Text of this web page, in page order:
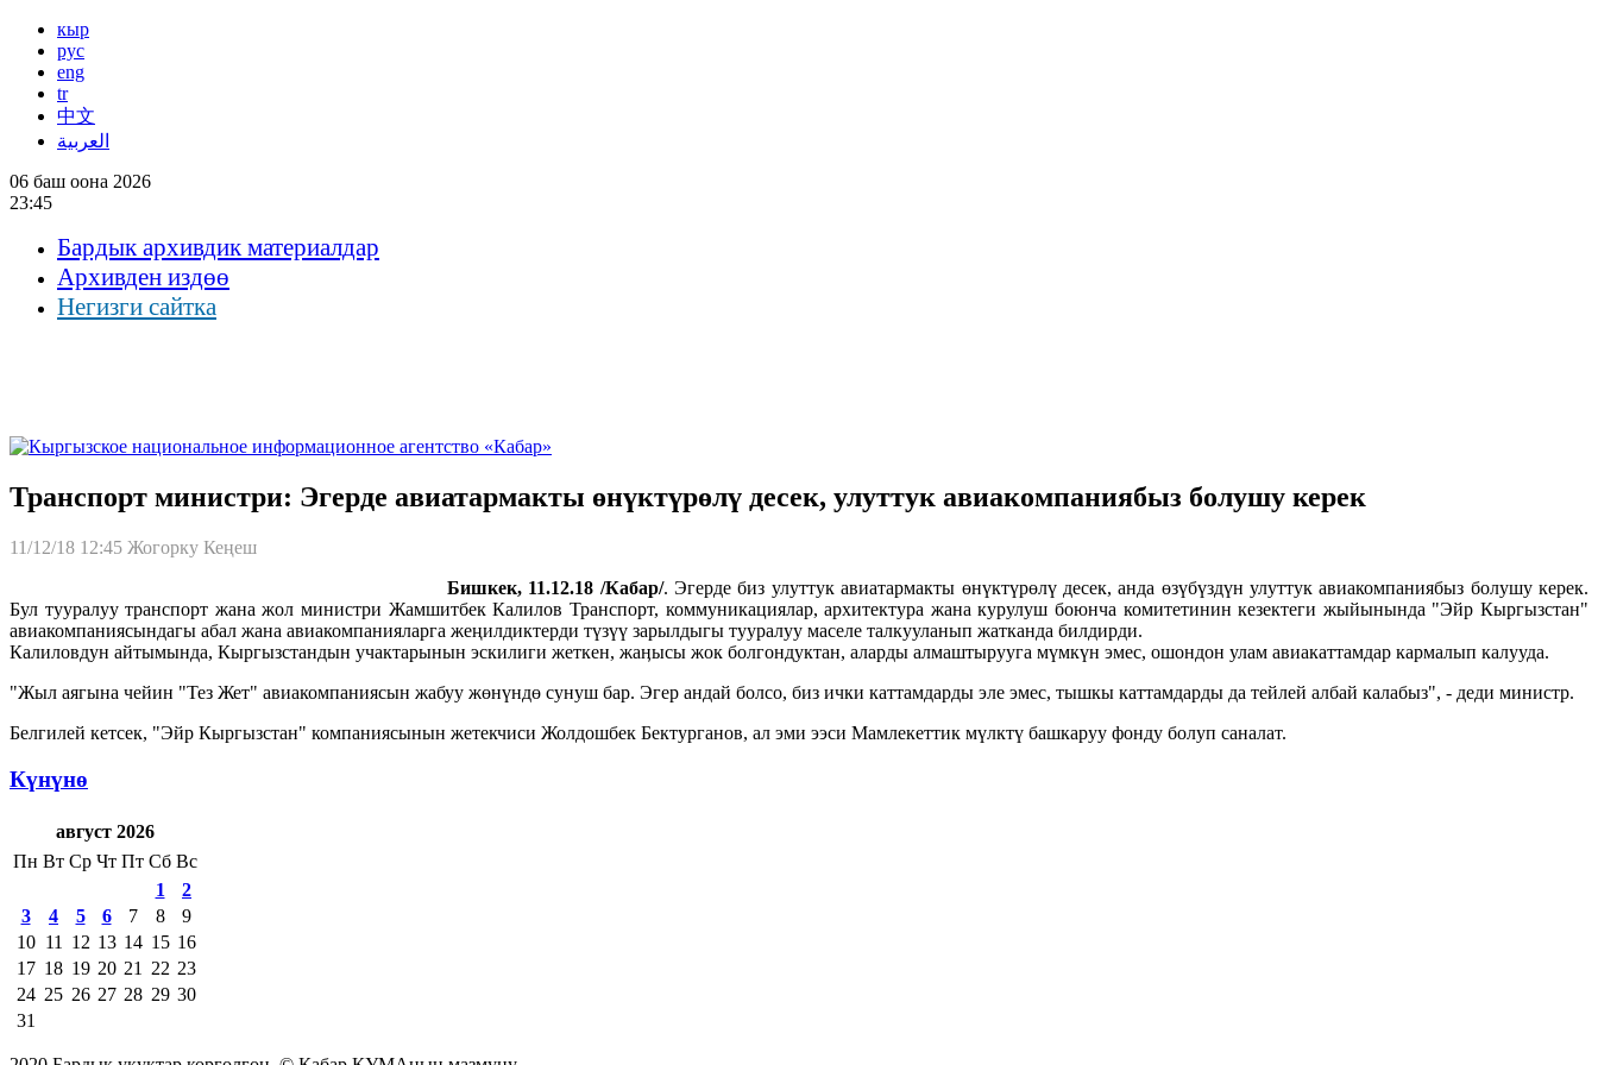
кыр
рус
eng
tr
中文
العربية
06 баш оона 2026
23:45
Бардык архивдик материалдар
Архивден издөө
Негизги сайтка
Транспорт министри: Эгерде авиатармакты өнүктүрөлү десек, улуттук авиакомпаниябыз болушу керек
11/12/18 12:45 Жогорку Кеңеш
Бишкек, 11.12.18 /Кабар/. Эгерде биз улуттук авиатармакты өнүктүрөлү десек, анда өзүбүздүн улуттук авиакомпаниябыз болушу керек.
Бул тууралуу транспорт жана жол министри Жамшитбек Калилов Транспорт, коммуникациялар, архитектура жана курулуш боюнча комитетинин кезектеги жыйынында "Эйр Кыргызстан"
авиакомпаниясындагы абал жана авиакомпанияларга жеңилдиктерди түзүү зарылдыгы тууралуу маселе талкууланып жатканда билдирди.
Калиловдун айтымында, Кыргызстандын учактарынын эскилиги жеткен, жаӊысы жок болгондуктан, аларды алмаштырууга мүмкүн эмес, ошондон улам авиакаттамдар кармалып калууда.
"Жыл аягына чейин "Тез Жет" авиакомпаниясын жабуу жөнүндө сунуш бар. Эгер андай болсо, биз ички каттамдарды эле эмес, тышкы каттамдарды да тейлей албай калабыз", - деди министр.
Белгилей кетсек, "Эйр Кыргызстан" компаниясынын жетекчиси Жолдошбек Бектурганов, ал эми ээси Мамлекеттик мүлктү башкаруу фонду болуп саналат.
Күнүнө
август 2026
Пн Вт Ср Чт Пт Сб Вс
1
2
3
4 5 6 7 8
9
10 11 12 13 14 15 16
17 18 19 20 21 22 23
24 25 26 27 28 29 30
31